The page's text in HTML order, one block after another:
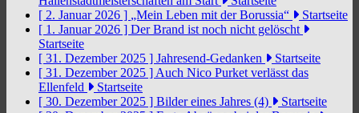
[ 2. Januar 2026 ] „Mein Leben mit der Borussia“
Startseite
[ 1. Januar 2026 ] Der Brand ist noch nicht gelöscht
Startseite
[ 31. Dezember 2025 ] Jahresend-Gedanken
Startseite
[ 31. Dezember 2025 ] Auch Nico Purket verlässt das
Ellenfeld
Startseite
[ 30. Dezember 2025 ] Bilder eines Jahres (4)
Startseite